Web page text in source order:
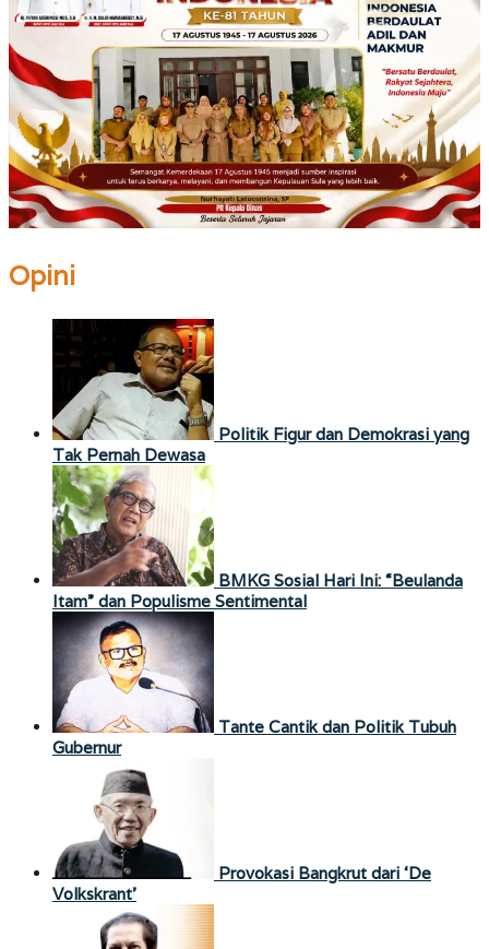
Opini
Politik Figur dan Demokrasi yang
Tak Pernah Dewasa
BMKG Sosial Hari Ini: “Beulanda
Itam” dan Populisme Sentimental
Tante Cantik dan Politik Tubuh
Gubernur
Provokasi Bangkrut dari ‘De
Volkskrant’